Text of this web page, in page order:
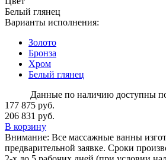
Белый глянец
Варианты исполнения:
Золото
Бронза
Хром
Белый глянец
Данные по наличию доступны
177 875 руб.
206 831 руб.
В корзину
Внимание: Все массажные ванны
предварительной заявке. Сроки